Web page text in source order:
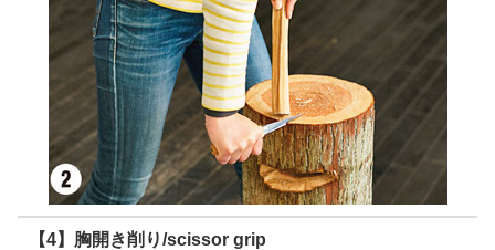
【4】胸開き削り/scissor grip